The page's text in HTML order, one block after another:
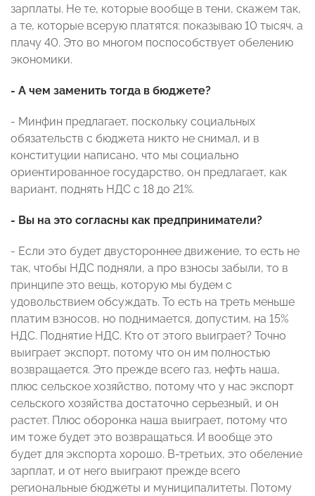
зарплаты. Не те, которые вообще в тени, скажем так,
а те, которые всерую платятся: показываю 10 тысяч, а
плачу 40. Это во многом поспособствует обелению
экономики.
- А чем заменить тогда в бюджете?
- Минфин предлагает, поскольку социальных
обязательств с бюджета никто не снимал, и в
конституции написано, что мы социально
ориентированное государство, он предлагает, как
вариант, поднять НДС с 18 до 21%.
- Вы на это согласны как предприниматели?
- Если это будет двустороннее движение, то есть не
так, чтобы НДС подняли, а про взносы забыли, то в
принципе это вещь, которую мы будем с
удовольствием обсуждать. То есть на треть меньше
платим взносов, но поднимается, допустим, на 15%
НДС. Поднятие НДС. Кто от этого выиграет? Точно
выиграет экспорт, потому что он им полностью
возвращается. Это прежде всего газ, нефть наша,
плюс сельское хозяйство, потому что у нас экспорт
сельского хозяйства достаточно серьезный, и он
растет. Плюс оборонка наша выиграет, потому что
им тоже будет это возвращаться. И вообще это
будет для экспорта хорошо. В-третьих, это обеление
зарплат, и от него выиграют прежде всего
региональные бюджеты и муниципалитеты. Потому